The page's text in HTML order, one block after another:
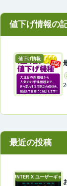
値下げ情報
最近の投稿
A-COUNTER X ユーザーギャラ